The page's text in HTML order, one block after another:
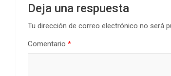
Deja una respuesta
Tu dirección de correo electrónico no será
Comentario *